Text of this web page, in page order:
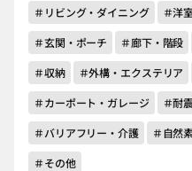
＃リビング・ダイニング
＃洋
＃玄関・ポーチ
＃廊下・階段
＃収納
＃外構・エクステリア
＃カーポート・ガレージ
＃耐
＃バリアフリー・介護
＃自然
＃その他